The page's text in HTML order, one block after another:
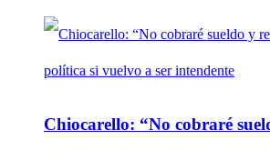
Chiocarello: “No cobraré